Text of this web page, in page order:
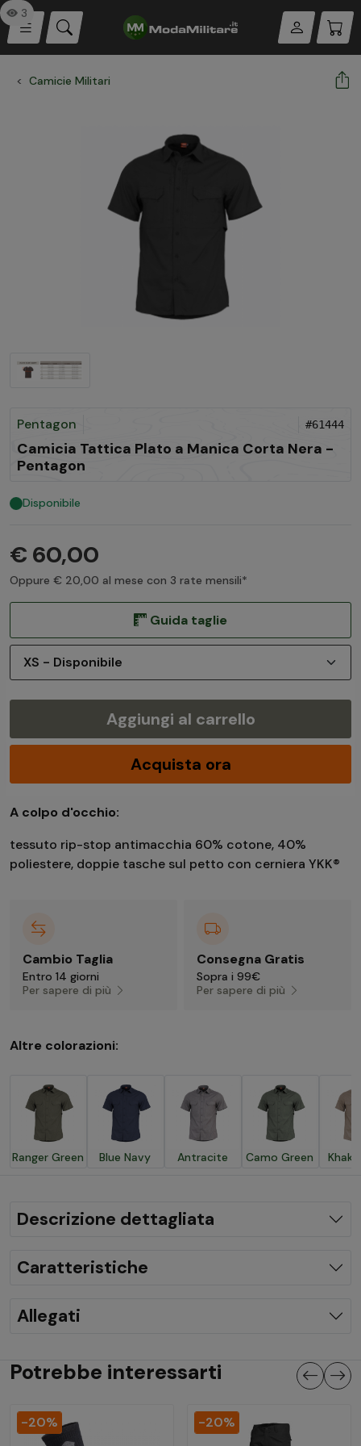
Camicie Militari
3
Pentagon #61444
Camicia Tattica Plato a Manica Corta Nera -
Pentagon
Disponibile
€ 60,00
Oppure € 20,00 al mese con 3 rate mensili*
Guida taglie
Aggiungi al carrello
Acquista ora
A colpo d'occhio:
tessuto rip-stop antimacchia 60% cotone, 40%
poliestere, doppie tasche sul petto con cerniera YKK®
Cambio Taglia
Entro 14 giorni
Per sapere di più
Consegna Gratis
Sopra i 99€
Per sapere di più
Altre colorazioni:
Ranger Green Blue Navy Antracite Camo Green
Descrizione dettagliata
Caratteristiche
Allegati
Potrebbe interessarti
-20% -20%